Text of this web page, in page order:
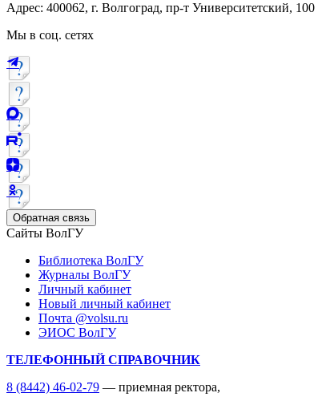
Адрес: 400062, г. Волгоград, пр-т Университетский, 100
Мы в соц. сетях
Обратная связь
Сайты ВолГУ
Библиотека ВолГУ
Журналы ВолГУ
Личный кабинет
Новый личный кабинет
Почта @volsu.ru
ЭИОС ВолГУ
ТЕЛЕФОННЫЙ СПРАВОЧНИК
8 (8442) 46-02-79 — приемная ректора,